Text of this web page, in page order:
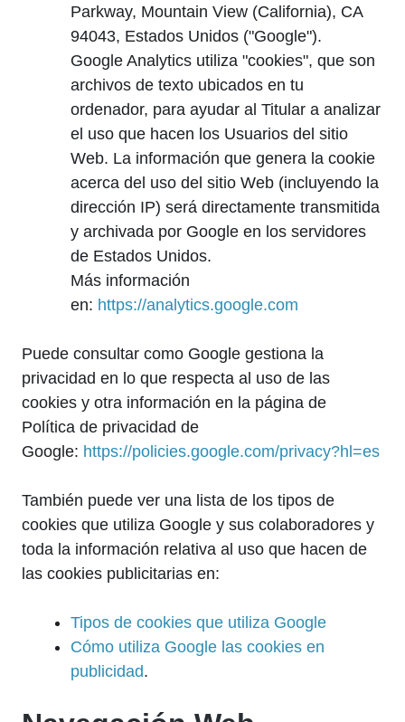
Parkway, Mountain View (California), CA
94043, Estados Unidos ("Google").
Google Analytics utiliza "cookies", que son
archivos de texto ubicados en tu
ordenador, para ayudar al Titular a analizar
el uso que hacen los Usuarios del sitio
Web. La información que genera la cookie
acerca del uso del sitio Web (incluyendo la
dirección IP) será directamente transmitida
y archivada por Google en los servidores
de Estados Unidos.
Más información
en: https://analytics.google.com
Puede consultar como Google gestiona la
privacidad en lo que respecta al uso de las
cookies y otra información en la página de
Política de privacidad de
Google: https://policies.google.com/privacy?hl=es
También puede ver una lista de los tipos de
cookies que utiliza Google y sus colaboradores y
toda la información relativa al uso que hacen de
las cookies publicitarias en:
Tipos de cookies que utiliza Google
Cómo utiliza Google las cookies en
publicidad.